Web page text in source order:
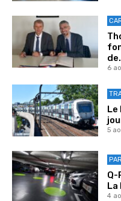
6
Le
5
Q-
4